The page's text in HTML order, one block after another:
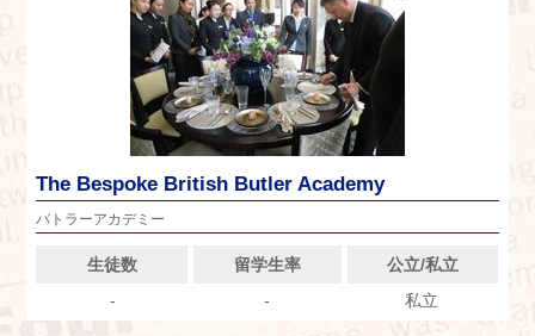
The Bespoke British Butler Academy
バトラーアカデミー
生徒数 留学生率
公立/私立
-
- 私立